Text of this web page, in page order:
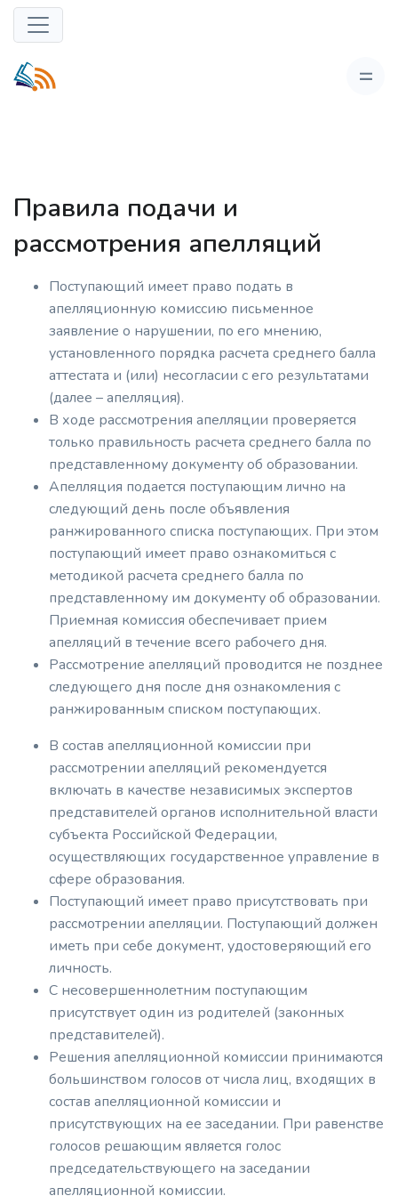
Правила подачи и
рассмотрения апелляций
Поступающий имеет право подать в
апелляционную комиссию письменное
заявление о нарушении, по его мнению,
установленного порядка расчета среднего балла
аттестата и (или) несогласии с его результатами
(далее – апелляция).
В ходе рассмотрения апелляции проверяется
только правильность расчета среднего балла по
представленному документу об образовании.
Апелляция подается поступающим лично на
следующий день после объявления
ранжированного списка поступающих. При этом
поступающий имеет право ознакомиться с
методикой расчета среднего балла по
представленному им документу об образовании.
Приемная комиссия обеспечивает прием
апелляций в течение всего рабочего дня.
Рассмотрение апелляций проводится не позднее
следующего дня после дня ознакомления с
ранжированным списком поступающих.
В состав апелляционной комиссии при
рассмотрении апелляций рекомендуется
включать в качестве независимых экспертов
представителей органов исполнительной власти
субъекта Российской Федерации,
осуществляющих государственное управление в
сфере образования.
Поступающий имеет право присутствовать при
рассмотрении апелляции. Поступающий должен
иметь при себе документ, удостоверяющий его
личность.
С несовершеннолетним поступающим
присутствует один из родителей (законных
представителей).
Решения апелляционной комиссии принимаются
большинством голосов от числа лиц, входящих в
состав апелляционной комиссии и
присутствующих на ее заседании. При равенстве
голосов решающим является голос
председательствующего на заседании
апелляционной комиссии.